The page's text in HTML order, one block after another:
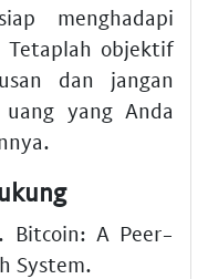
menghadapi
objektif
dan jangan
uang yang Anda
Bitcoin: A Peer-
System.